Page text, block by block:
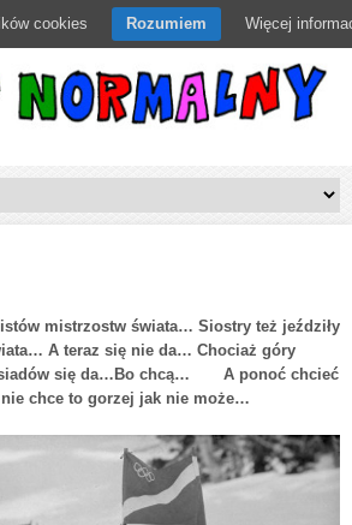
mistrzostw świata… Siostry też jeździły
A teraz się nie da… Chociaż góry
się da…Bo chcą… A ponoć chcieć
chce to gorzej jak nie może…
cookies Rozumiem Więcej